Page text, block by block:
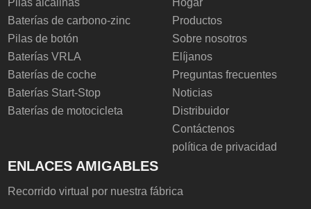
Baterías de carbono-zinc
Pilas de botón
Baterías VRLA
Baterías de coche
Baterías Start-Stop
Baterías de motocicleta
Productos
Sobre nosotros
Elíjanos
Preguntas frecuentes
Noticias
Distribuidor
Contáctenos
política de privacidad
ENLACES AMIGABLES
Recorrido virtual por nuestra fábrica